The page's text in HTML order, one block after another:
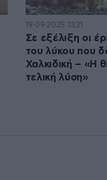
19·09·2025 13:31
Σε εξέλιξη οι
του λύκου που
Χαλκιδική – «Η
τελική λύση»